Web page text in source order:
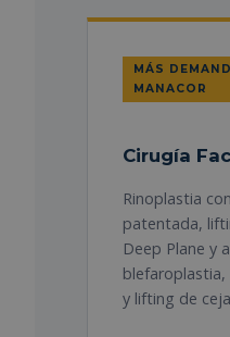
MÁS
MANACOR
Cirugía
Rinoplastia
patentada,
Deep Plane y
y lifting de